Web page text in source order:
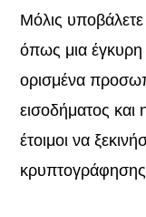
Μόλις
όπως μια έγκυρη
ορισμένα
εισοδήματος και
έτοιμοι να